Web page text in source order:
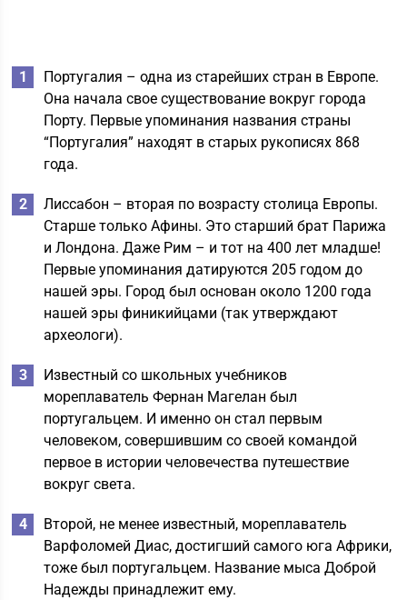
Португалия – одна из старейших стран в Европе.
Она начала свое существование вокруг города
Порту. Первые упоминания названия страны
“Португалия” находят в старых рукописях 868
года.
Лиссабон – вторая по возрасту столица Европы.
Старше только Афины. Это старший брат Парижа
и Лондона. Даже Рим – и тот на 400 лет младше!
Первые упоминания датируются 205 годом до
нашей эры. Город был основан около 1200 года
нашей эры финикийцами (так утверждают
археологи).
Известный со школьных учебников
мореплаватель Фернан Магелан был
португальцем. И именно он стал первым
человеком, совершившим со своей командой
первое в истории человечества путешествие
вокруг света.
Второй, не менее известный, мореплаватель
Варфоломей Диас, достигший самого юга Африки,
тоже был португальцем. Название мыса Доброй
Надежды принадлежит ему.